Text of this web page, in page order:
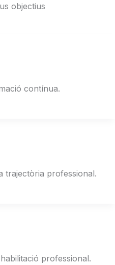
objectius
contínua.
trajectòria professional.
professional.